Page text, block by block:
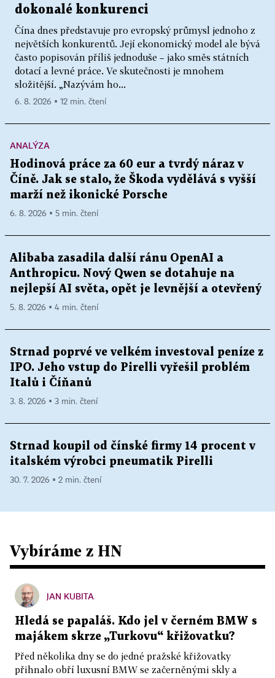
dokonalé konkurenci
Čína dnes představuje pro evropský průmysl jednoho z
největších konkurentů. Její ekonomický model ale bývá
často popisován příliš jednoduše – jako směs státních
dotací a levné práce. Ve skutečnosti je mnohem
složitější. „Nazývám ho...
6. 8. 2026 ▪ 12 min. čtení
ANALÝZA
Hodinová práce za 60 eur a tvrdý náraz v
Číně. Jak se stalo, že Škoda vydělává s vyšší
marží než ikonické Porsche
6. 8. 2026 ▪ 5 min. čtení
Alibaba zasadila další ránu OpenAI a
Anthropicu. Nový Qwen se dotahuje na
nejlepší AI světa, opět je levnější a otevřený
5. 8. 2026 ▪ 4 min. čtení
Strnad poprvé ve velkém investoval peníze z
IPO. Jeho vstup do Pirelli vyřešil problém
Italů i Číňanů
3. 8. 2026 ▪ 3 min. čtení
Strnad koupil od čínské firmy 14 procent v
italském výrobci pneumatik Pirelli
30. 7. 2026 ▪ 2 min. čtení
Vybíráme z HN
JAN KUBITA
Hledá se papaláš. Kdo jel v černém BMW s
majákem skrze „Turkovu“ křižovatku?
Před několika dny se do jedné pražské křižovatky
přihnalo obří luxusní BMW se začerněnými skly a